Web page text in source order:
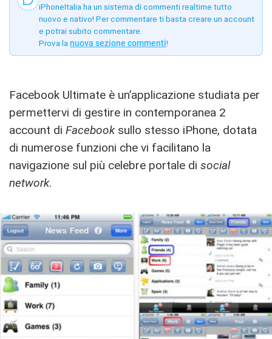
iPhoneItalia ha un sistema di commenti realtime tutto
nuovo e nativo! Per commentare ti basta creare un account
e potrai subito commentare.
Prova la nuova sezione commenti!
Facebook Ultimate è un’applicazione studiata per
permettervi di gestire in contemporanea 2
account di Facebooksullo stesso iPhone, dotata
di numerose funzioni che vi facilitano la
navigazione sul più celebre portale di social
network.